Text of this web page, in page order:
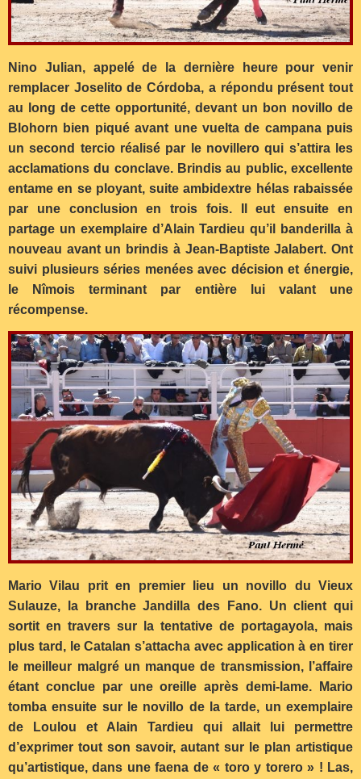
Nino Julian, appelé de la dernière heure pour venir
remplacer Joselito de Córdoba, a répondu présent tout
au long de cette opportunité, devant un bon novillo de
Blohorn bien piqué avant une vuelta de campana puis
un second tercio réalisé par le novillero qui s’attira les
acclamations du conclave. Brindis au public, excellente
entame en se ployant, suite ambidextre hélas rabaissée
par une conclusion en trois fois. Il eut ensuite en
partage un exemplaire d’Alain Tardieu qu’il banderilla à
nouveau avant un brindis à Jean-Baptiste Jalabert. Ont
suivi plusieurs séries menées avec décision et énergie,
le Nîmois terminant par entière lui valant une
récompense.
Mario Vilau prit en premier lieu un novillo du Vieux
Sulauze, la branche Jandilla des Fano. Un client qui
sortit en travers sur la tentative de portagayola, mais
plus tard, le Catalan s’attacha avec application à en tirer
le meilleur malgré un manque de transmission, l’affaire
étant conclue par une oreille après demi-lame. Mario
tomba ensuite sur le novillo de la tarde, un exemplaire
de Loulou et Alain Tardieu qui allait lui permettre
d’exprimer tout son savoir, autant sur le plan artistique
qu’artistique, dans une faena de « toro y torero » ! Las,